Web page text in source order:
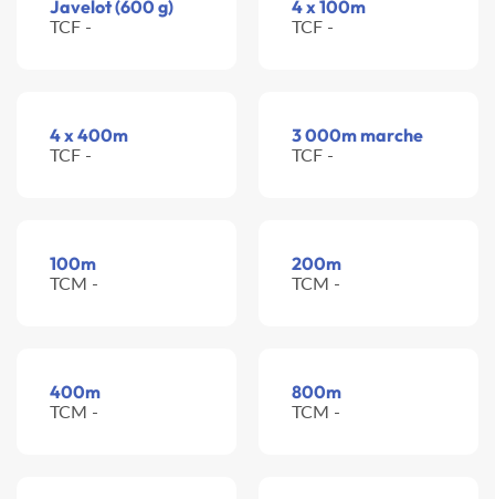
Javelot (600 g)
TCF -
4 x 100m
TCF -
4 x 400m
TCF -
3 000m marche
TCF -
100m
TCM -
200m
TCM -
400m
TCM -
800m
TCM -